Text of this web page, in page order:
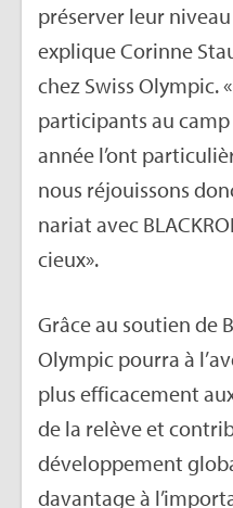
pré­ser­ver leur
explique Corinne
chez Swiss Olym­pic.
par­ti­ci­pants au
année l’ont
nous réjouis­sons
na­riat avec
cieux».
Grâce au sou­tien de
Olym­pic pourra à
plus effi­ca­ce­ment
de la relève et
déve­lop­pe­ment
davan­tage à